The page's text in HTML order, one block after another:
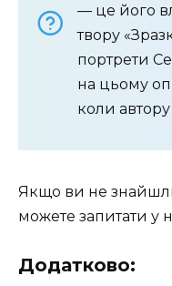
— це його
твору
портрети
на цьому
коли
Якщо ви не
можете запитати у
Додатково: